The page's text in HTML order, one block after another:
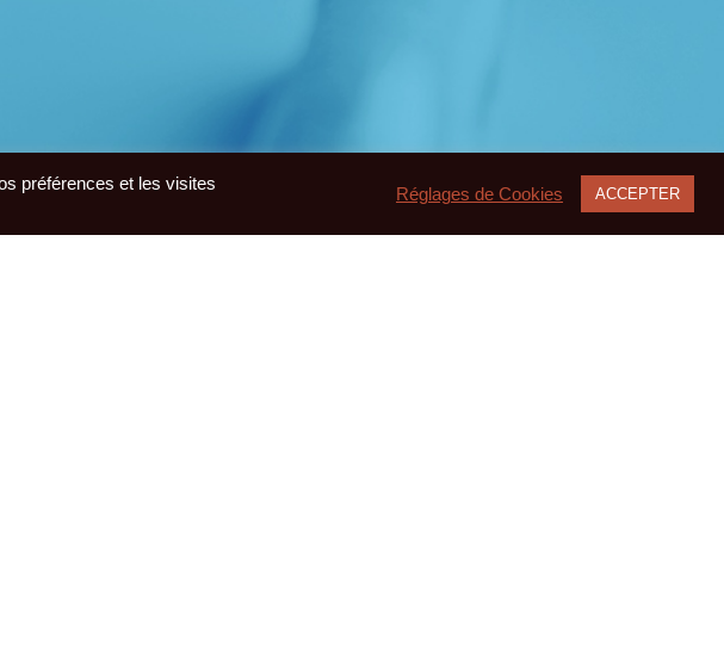
préférences et les visites
Réglages de Cookies ACCEPTER